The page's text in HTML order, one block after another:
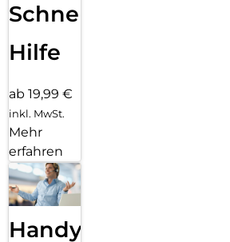
Schnelle
Hilfe
ab 19,99 €
inkl. MwSt.
Mehr
erfahren
Handy